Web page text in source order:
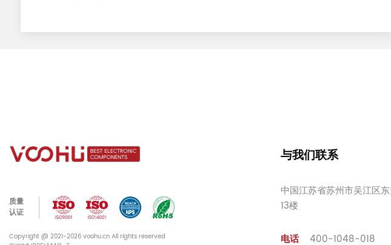
质量
认证
Copyright @ 2021-2026 voohu.cn All rights reserved
与我们联系
中国江苏省苏州市吴江区
13楼
电话 400-1048-018